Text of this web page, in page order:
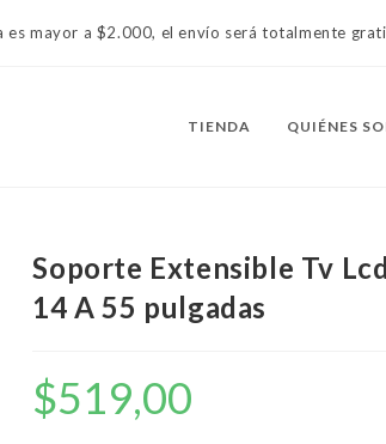
es mayor a $2.000, el envío será totalmente
TIENDA QUIÉNES
Soporte Extensible Tv
14 A 55 pulgadas
$519,00